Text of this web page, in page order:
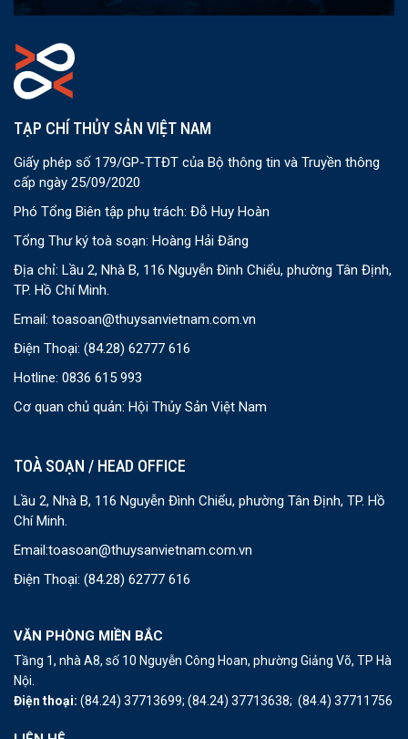
TẠP CHÍ THỦY SẢN VIỆT NAM
Giấy phép số 179/GP-TTĐT của Bộ thông tin và Truyền thông
cấp ngày 25/09/2020
Phó Tổng Biên tập phụ trách: Đỗ Huy Hoàn
Tổng Thư ký toà soạn: Hoàng Hải Đăng
Địa chỉ: Lầu 2, Nhà B, 116 Nguyễn Đình Chiểu, phường Tân Định,
TP. Hồ Chí Minh.
Email: toasoan@thuysanvietnam.com.vn
Điện Thoại: (84.28) 62777 616
Hotline: 0836 615 993
Cơ quan chủ quản: Hội Thủy Sản Việt Nam
TOÀ SOẠN / HEAD OFFICE
Lầu 2, Nhà B, 116 Nguyễn Đình Chiểu, phường Tân Định, TP. Hồ
Chí Minh.
Email:toasoan@thuysanvietnam.com.vn
Điện Thoại: (84.28) 62777 616
VĂN PHÒNG MIỀN BẮC
Tầng 1, nhà A8, số 10 Nguyễn Công Hoan, phường Giảng Võ, TP Hà
Nội.
Điện thoại: (84.24) 37713699; (84.24) 37713638; (84.4) 37711756